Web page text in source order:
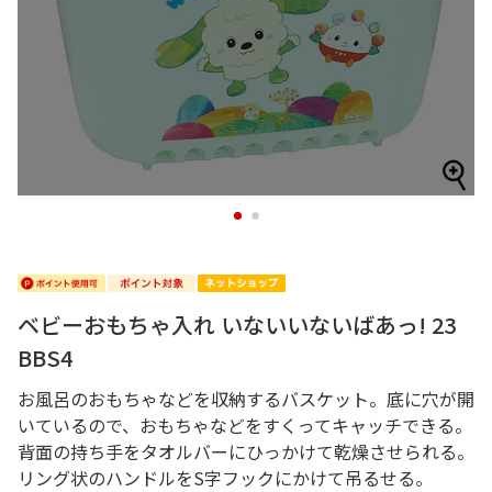
1 2
ベビーおもちゃ入れ いないいないばあっ! 23
BBS4
お風呂のおもちゃなどを収納するバスケット。底に穴が開
いているので、おもちゃなどをすくってキャッチできる。
背面の持ち手をタオルバーにひっかけて乾燥させられる。
リング状のハンドルをS字フックにかけて吊るせる。